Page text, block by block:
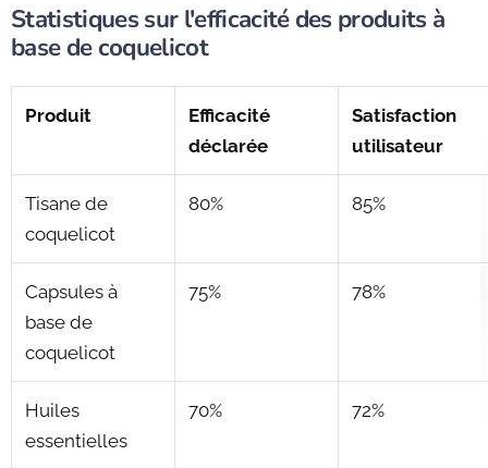
Statistiques sur l'efficacité des produits à
base de coquelicot
Produit
Efficacité
déclarée
Satisfaction
utilisateur
Tisane de
coquelicot
80% 85%
Capsules à
base de
coquelicot
75% 78%
Huiles
essentielles
70% 72%